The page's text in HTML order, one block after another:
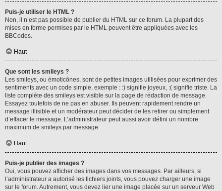
Puis-je utiliser le HTML ?
Non, il n’est pas possible de publier du HTML sur ce forum. La plupart des
mises en forme permises par le HTML peuvent être appliquées avec les
BBCodes.
Haut
Que sont les smileys ?
Les smileys, ou émoticônes, sont de petites images utilisées pour exprimer des
sentiments avec un code simple, exemple : :) signifie joyeux, :( signifie triste. La
liste complète des smileys est visible sur la page de rédaction de message.
Essayez toutefois de ne pas en abuser. Ils peuvent rapidement rendre un
message illisible et un modérateur peut décider de les retirer ou simplement
d’effacer le message. L’administrateur peut aussi avoir défini un nombre
maximum de smileys par message.
Haut
Puis-je publier des images ?
Oui, vous pouvez afficher des images dans vos messages. Par ailleurs, si
l’administrateur a autorisé les fichiers joints, vous pouvez charger une image
sur le forum. Autrement, vous devez lier une image placée sur un serveur Web